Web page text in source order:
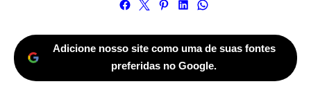
Adicione nosso site como uma de suas fontes
preferidas no Google.